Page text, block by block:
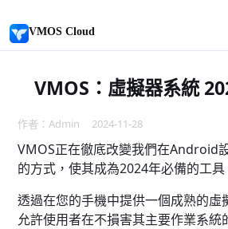
VMOS Cloud
VMOS：虛擬器系統
作者：Admin 2024-11-28
VMOS正在徹底改變我們在Android
的方式，使其成為2024年必備的工具
透過在您的手機中提供一個成熟的虛
允許使用者在不損害其主要作業系統